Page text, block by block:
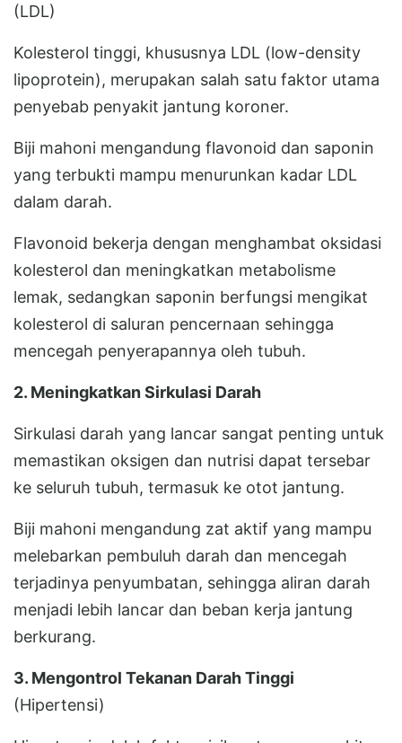
(LDL)
Kolesterol tinggi, khususnya LDL (low-density
lipoprotein), merupakan salah satu faktor utama
penyebab penyakit jantung koroner.
Biji mahoni mengandung flavonoid dan saponin
yang terbukti mampu menurunkan kadar LDL
dalam darah.
Flavonoid bekerja dengan menghambat oksidasi
kolesterol dan meningkatkan metabolisme
lemak, sedangkan saponin berfungsi mengikat
kolesterol di saluran pencernaan sehingga
mencegah penyerapannya oleh tubuh.
2. Meningkatkan Sirkulasi Darah
Sirkulasi darah yang lancar sangat penting untuk
memastikan oksigen dan nutrisi dapat tersebar
ke seluruh tubuh, termasuk ke otot jantung.
Biji mahoni mengandung zat aktif yang mampu
melebarkan pembuluh darah dan mencegah
terjadinya penyumbatan, sehingga aliran darah
menjadi lebih lancar dan beban kerja jantung
berkurang.
3. Mengontrol Tekanan Darah Tinggi
(Hipertensi)